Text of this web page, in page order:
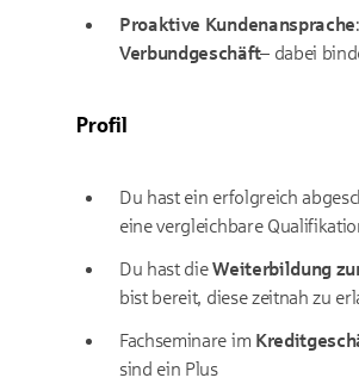
Proaktive Kundenansprache
Verbundgeschäft– dabei
Profil
Du hast ein erfolgreich
eine vergleichbare
Du hast dieWeiterbildung
bist bereit, diese zeitnah zu
Fachseminare im
sind ein Plus